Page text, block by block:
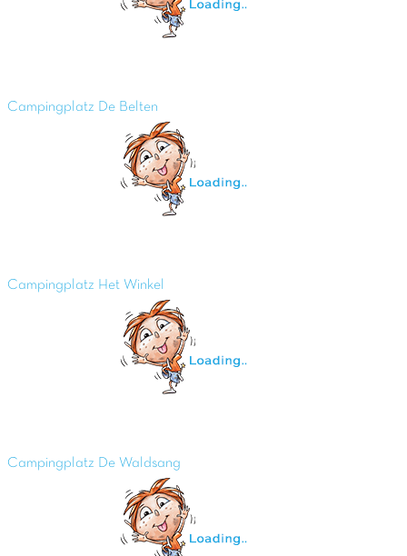
Campingplatz De Belten
Campingplatz Het Winkel
Campingplatz De Waldsang